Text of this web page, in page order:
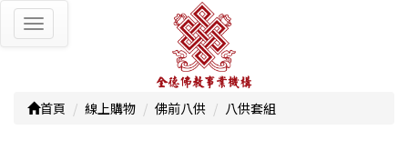
Toggle
navigation
首頁 線上購物 佛前八供 八供套組